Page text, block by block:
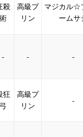
殺
術
高級プ
リン
マジカル☆
ームサ
- - -
狂
弓
高級プ
リン
-